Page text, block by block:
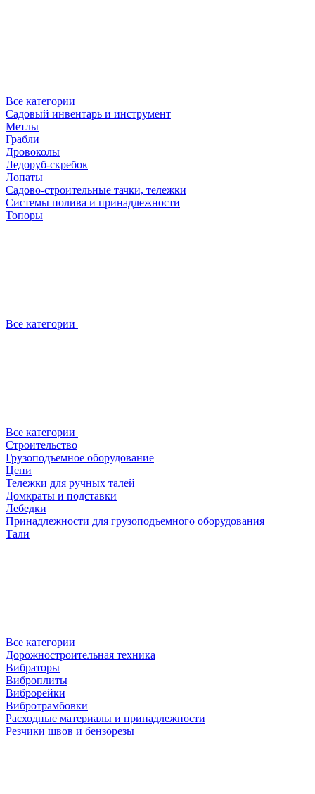
Все категории
Садовый инвентарь и инструмент
Метлы
Грабли
Дровоколы
Ледоруб-скребок
Лопаты
Садово-строительные тачки, тележки
Системы полива и принадлежности
Топоры
Все категории
Все категории
Строительство
Грузоподъемное оборудование
Цепи
Тележки для ручных талей
Домкраты и подставки
Лебедки
Принадлежности для грузоподъемного оборудования
Тали
Все категории
Дорожностроительная техника
Вибраторы
Виброплиты
Виброрейки
Вибротрамбовки
Расходные материалы и принадлежности
Резчики швов и бензорезы